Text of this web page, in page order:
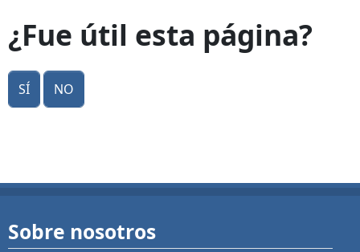
¿Fue útil esta página?
Sí No
Sobre nosotros